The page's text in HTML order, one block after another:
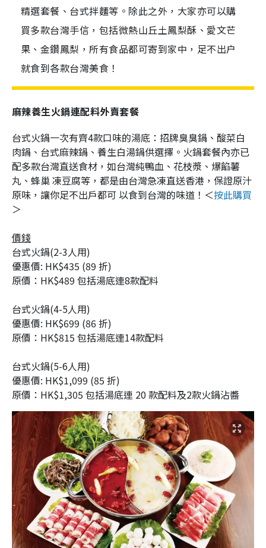
精選套餐、台式拌麵等。除此之外，大家亦可以購
買多款台灣手信，包括微熱山丘土鳳梨酥、愛文芒
果、金鑽鳳梨，所有食品都可寄到家中，足不出户
就食到各款台灣美食！
麻辣養生火鍋連配料外賣套餐
台式火鍋一次有齊4款口味的湯底：招牌臭臭鍋、酸菜白
肉鍋、台式麻辣鍋、養生白湯鍋供選擇。火鍋套餐內亦已
配多款台灣直送食材，如台灣純鴨血、花枝漿、爆餡薯
丸、蜂巢 凍豆腐等，都是由台灣急凍直送香港，保證原汁
原味，讓你足不出戶都可 以食到台灣的味道！＜按此購買
＞
價錢
台式火鍋(2-3人用)
優惠價: HK$435 (89 折)
原價：HK$489 包括湯底連8款配料
台式火鍋(4-5人用)
優惠價: HK$699 (86 折)
原價：HK$815 包括湯底連14款配料
台式火鍋(5-6人用)
優惠價: HK$1,099 (85 折)
原價：HK$1,305 包括湯底連 20 款配料及2款火鍋沾醬